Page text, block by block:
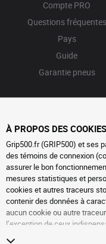
Compte PRO
Questions fréquentes
Pays
Guide
Garantie pneus
À PROPOS DES
Grip500.fr (GRIP500) et ses
des témoins de connexion
assurer le bon
mesures statistiques et
cookies et autres traceurs
contenir des données à
aucun cookie ou autre
l’exception de ceux